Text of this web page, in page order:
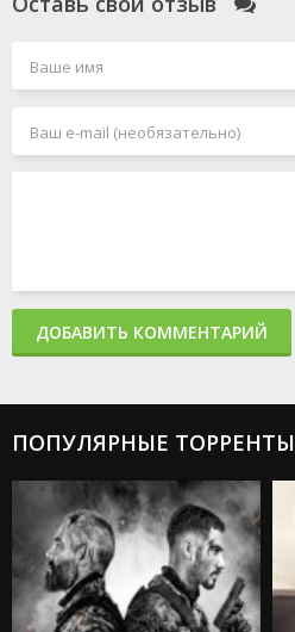
ДОБАВИТЬ КОММЕНТАРИЙ
ПОПУЛЯРНЫЕ ТОРРЕНТЫ